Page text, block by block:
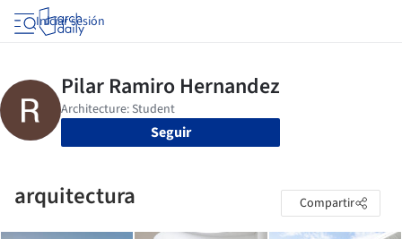
Iniciar sesión
Seguir
arquitectura Compartir